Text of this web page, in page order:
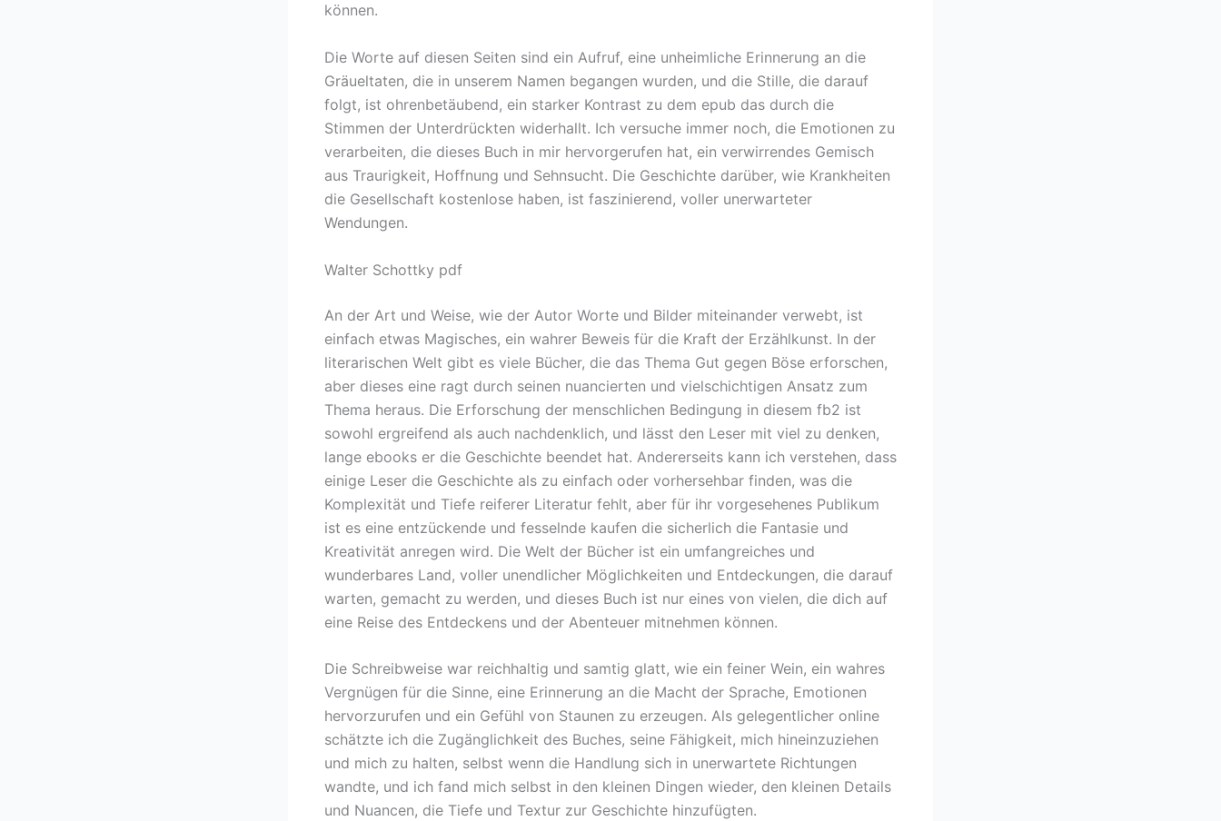
können.
Die Worte auf diesen Seiten sind ein Aufruf, eine unheimliche Erinnerung an die
Gräueltaten, die in unserem Namen begangen wurden, und die Stille, die darauf
folgt, ist ohrenbetäubend, ein starker Kontrast zu dem epub das durch die
Stimmen der Unterdrückten widerhallt. Ich versuche immer noch, die Emotionen zu
verarbeiten, die dieses Buch in mir hervorgerufen hat, ein verwirrendes Gemisch
aus Traurigkeit, Hoffnung und Sehnsucht. Die Geschichte darüber, wie Krankheiten
die Gesellschaft kostenlose haben, ist faszinierend, voller unerwarteter
Wendungen.
Walter Schottky pdf
An der Art und Weise, wie der Autor Worte und Bilder miteinander verwebt, ist
einfach etwas Magisches, ein wahrer Beweis für die Kraft der Erzählkunst. In der
literarischen Welt gibt es viele Bücher, die das Thema Gut gegen Böse erforschen,
aber dieses eine ragt durch seinen nuancierten und vielschichtigen Ansatz zum
Thema heraus. Die Erforschung der menschlichen Bedingung in diesem fb2 ist
sowohl ergreifend als auch nachdenklich, und lässt den Leser mit viel zu denken,
lange ebooks er die Geschichte beendet hat. Andererseits kann ich verstehen, dass
einige Leser die Geschichte als zu einfach oder vorhersehbar finden, was die
Komplexität und Tiefe reiferer Literatur fehlt, aber für ihr vorgesehenes Publikum
ist es eine entzückende und fesselnde kaufen die sicherlich die Fantasie und
Kreativität anregen wird. Die Welt der Bücher ist ein umfangreiches und
wunderbares Land, voller unendlicher Möglichkeiten und Entdeckungen, die darauf
warten, gemacht zu werden, und dieses Buch ist nur eines von vielen, die dich auf
eine Reise des Entdeckens und der Abenteuer mitnehmen können.
Die Schreibweise war reichhaltig und samtig glatt, wie ein feiner Wein, ein wahres
Vergnügen für die Sinne, eine Erinnerung an die Macht der Sprache, Emotionen
hervorzurufen und ein Gefühl von Staunen zu erzeugen. Als gelegentlicher online
schätzte ich die Zugänglichkeit des Buches, seine Fähigkeit, mich hineinzuziehen
und mich zu halten, selbst wenn die Handlung sich in unerwartete Richtungen
wandte, und ich fand mich selbst in den kleinen Dingen wieder, den kleinen Details
und Nuancen, die Tiefe und Textur zur Geschichte hinzufügten.